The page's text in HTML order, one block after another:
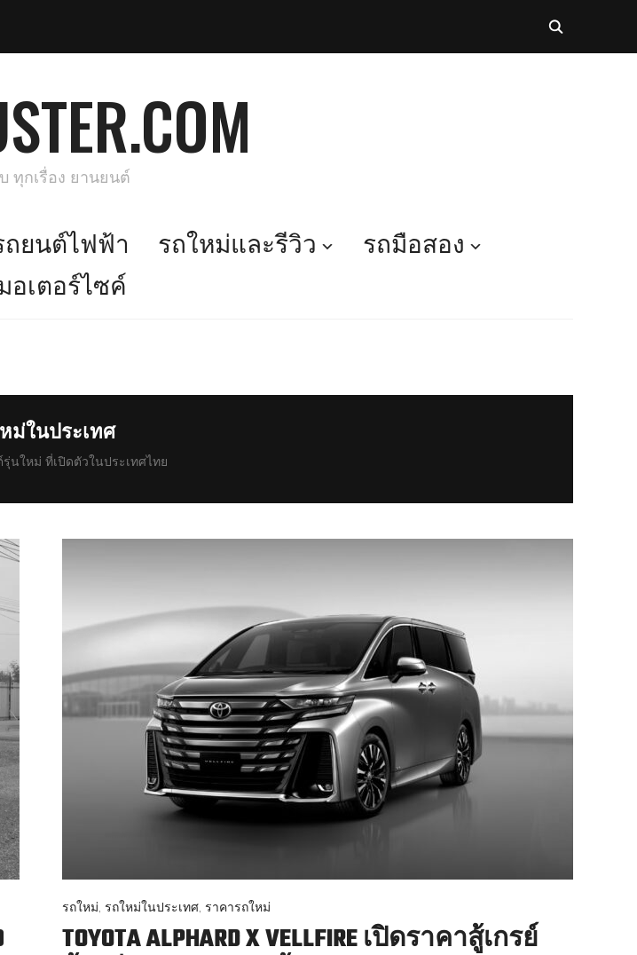
ทุกเรื่อง ยานยนต์
ถยนต์ไฟฟ้า รถใหม่และรีวิว
รถมือสอง
อเตอร์ไซค์
ม่ในประเทศ
ใหม่ ที่เปิดตัวในประเทศไทย
รถใหม่, รถใหม่ในประเทศ, ราคารถใหม่
TOYOTA ALPHARD X VELLFIRE เปิดราคาสู้เกรย์